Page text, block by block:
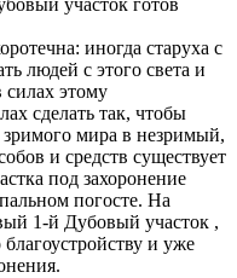
участок готов
иногда старуха с
людей с этого света и
этому
сделать так, чтобы
зримого мира в незримый,
и средств существует
под захоронение
погосте. На
1-й Дубовый участок ,
и уже